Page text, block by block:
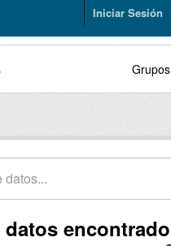
Iniciar Sesión
Grupos
encontrado